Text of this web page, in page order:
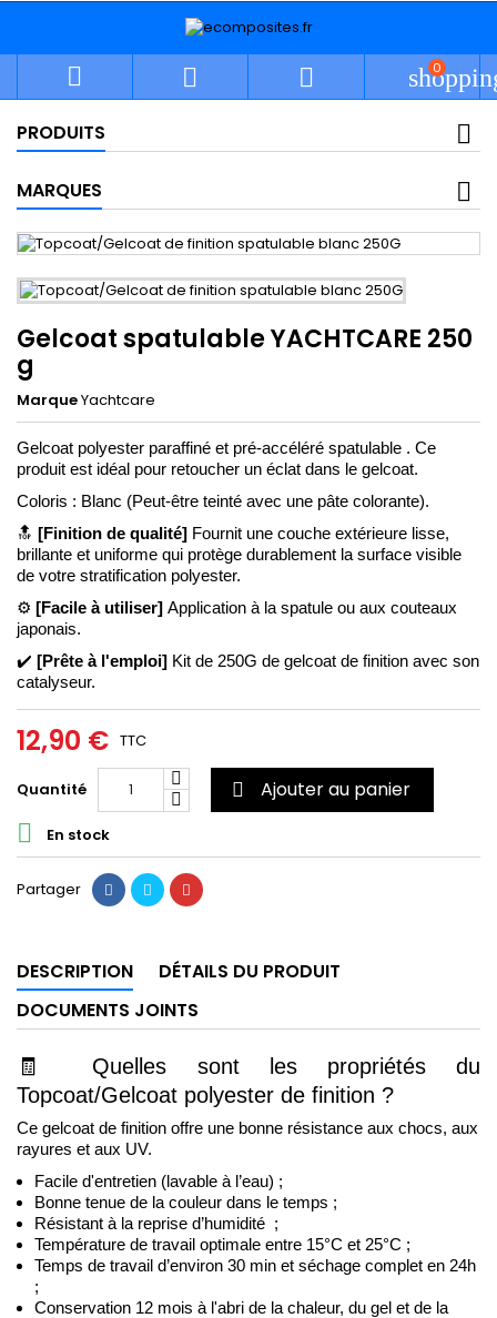
   0
PRODUITS
MARQUES
Gelcoat spatulable YACHTCARE 250
g
MarqueYachtcare
Gelcoat polyester paraffiné et pré-accéléré spatulable . Ce
produit est idéal pour retoucher un éclat dans le gelcoat.
Coloris : Blanc (Peut-être teinté avec une pâte colorante).
🔝 [Finition de qualité] Fournit une couche extérieure lisse,
brillante et uniforme qui protège durablement la surface visible
de votre stratification polyester.
⚙️ [Facile à utiliser] Application à la spatule ou aux couteaux
japonais.
✔️ [Prête à l'emploi] Kit de 250G de gelcoat de finition avec son
catalyseur.
12,90 € TTC
Quantité  Ajouter au panier
 En stock
Partager
DESCRIPTION
DÉTAILS DU PRODUIT
DOCUMENTS JOINTS
🧾
Quelles sont les propriétés du
Topcoat/Gelcoat polyester de finition ?
Ce gelcoat de finition offre une bonne résistance aux chocs, aux
rayures et aux UV.
Facile d'entretien (lavable à l’eau) ;
Bonne tenue de la couleur dans le temps ;
Résistant à la reprise d’humidité  ;
Température de travail optimale entre 15°C et 25°C ;
Temps de travail d’environ 30 min et séchage complet en 24h
;
Conservation 12 mois à l'abri de la chaleur, du gel et de la